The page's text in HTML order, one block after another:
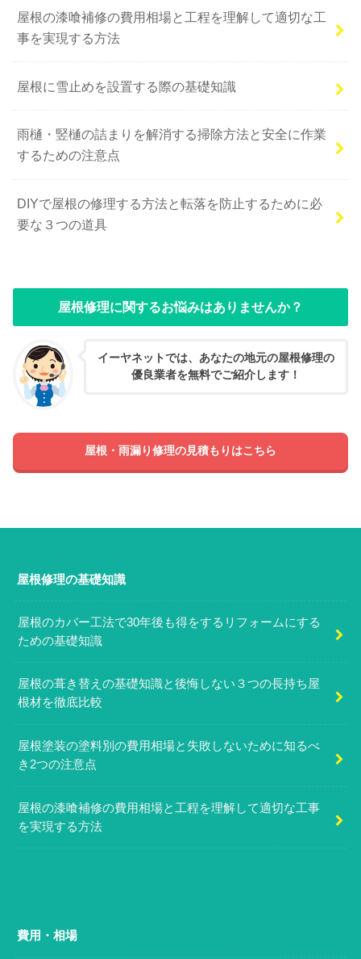
屋根の漆喰補修の費用相場と工程を理解して適切な工
事を実現する方法
屋根に雪止めを設置する際の基礎知識
雨樋・竪樋の詰まりを解消する掃除方法と安全に作業
するための注意点
DIYで屋根の修理する方法と転落を防止するために必
要な３つの道具
屋根修理に関するお悩みはありませんか？
イーヤネットでは、あなたの地元の屋根修理の
優良業者を無料でご紹介します！
屋根・雨漏り修理の見積もりはこちら
屋根修理の基礎知識
屋根のカバー工法で30年後も得をするリフォームにする
ための基礎知識
屋根の葺き替えの基礎知識と後悔しない３つの長持ち屋
根材を徹底比較
屋根塗装の塗料別の費用相場と失敗しないために知るべ
き2つの注意点
屋根の漆喰補修の費用相場と工程を理解して適切な工事
を実現する方法
費用・相場